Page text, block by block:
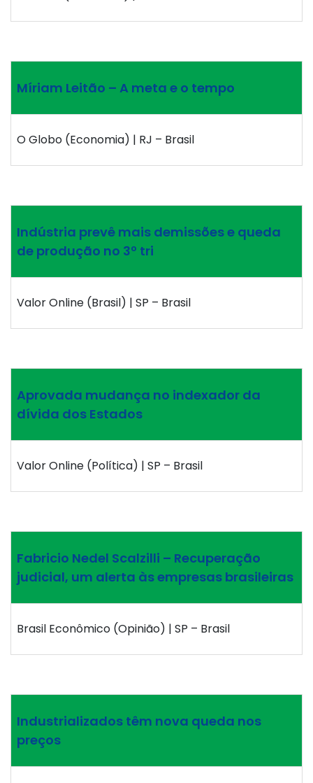
Míriam Leitão – A meta e o tempo
O Globo (Economia) | RJ – Brasil
Indústria prevê mais demissões e queda
de produção no 3º tri
Valor Online (Brasil) | SP – Brasil
Aprovada mudança no indexador da
dívida dos Estados
Valor Online (Política) | SP – Brasil
Fabricio Nedel Scalzilli – Recuperação
judicial, um alerta às empresas brasileiras
Brasil Econômico (Opinião) | SP – Brasil
Industrializados têm nova queda nos
preços